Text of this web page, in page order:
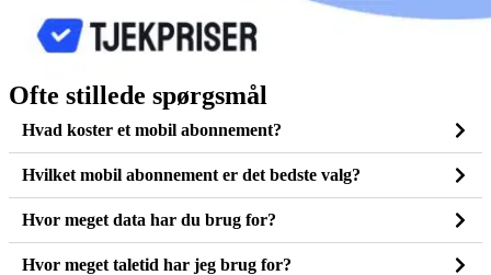
Ofte stillede spørgsmål
Hvad koster et mobil abonnement?
Hvilket mobil abonnement er det bedste valg?
Hvor meget data har du brug for?
Hvor meget taletid har jeg brug for?